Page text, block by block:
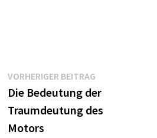
Beitragsnavigation
VORHERIGER BEITRAGVorheriger
Beitrag:
Die Bedeutung der
Traumdeutung des
Motors